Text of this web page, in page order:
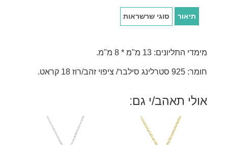
תיאור סוגי שרשראות
מימדי התליונים: 13 מ"מ * 8 מ"מ.
חומר: 925 סטרלינג סילבר/ ציפוי זהב/רוז 18 קראט.
אולי תאהב/י גם: